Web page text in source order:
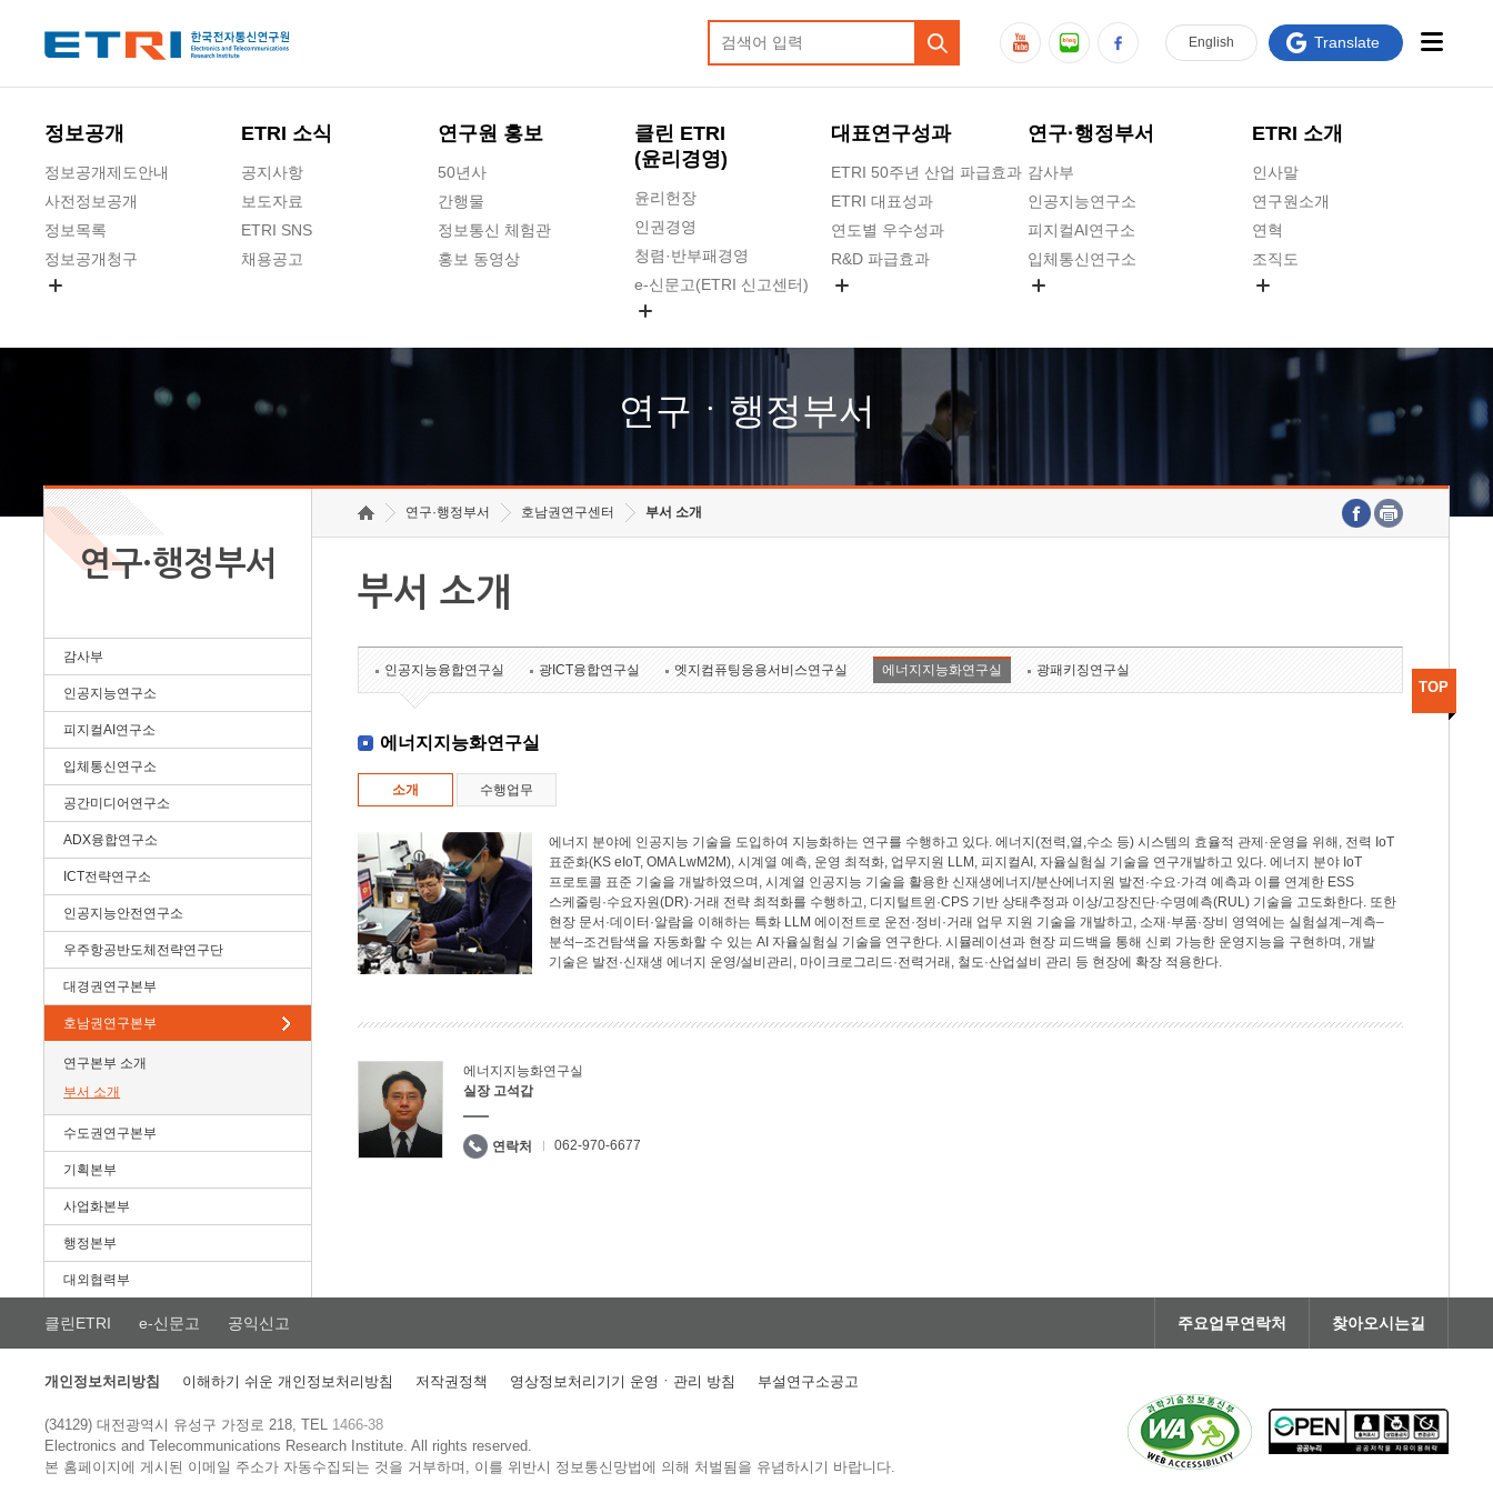
정보공개
정보공개제도안내
사전정보공개
정보목록
정보공개청구
ETRI 소식
공지사항
보도자료
ETRI SNS
채용공고
연구원 홍보
50년사
간행물
정보통신 체험관
홍보 동영상
클린 ETRI
(윤리경영)
윤리헌장
인권경영
청렴·반부패경영
e-신문고(ETRI 신고센터)
고객의소리
수의계약 현황
대표연구성과
ETRI 50주년 산업 파급효과
ETRI 대표성과
연도별 우수성과
R&D 파급효과
연구·행정부서
감사부
인공지능연구소
피지컬AI연구소
입체통신연구소
호남권연구본부
기획본부
ETRI 소개
인사말
연구원소개
연혁
조직도
연구원 고객헌장
주요업무연락처
English Translate
연구ㆍ행정부서
연구·행정부서
감사부
인공지능연구소
피지컬AI연구소
입체통신연구소
공간미디어연구소
ADX융합연구소
ICT전략연구소
인공지능안전연구소
우주항공반도체전략연구단
대경권연구본부
호남권연구본부
연구본부 소개
부서 소개
수도권연구본부
기획본부
사업화본부
행정본부
대외협력부
연구·행정부서 호남권연구센터 부서 소개
부서 소개
인공지능융합연구실 광ICT융합연구실 엣지컴퓨팅응용서비스연구실 에너지지능화연구실 광패키징연구실
에너지지능화연구실
소개 수행업무
에너지 분야에 인공지능 기술을 도입하여 지능화하는 연구를 수행하고 있다. 에너지(전력,열,수소 등) 시스템의 효율적 관제·운영을 위해, 전력 IoT
표준화(KS eIoT, OMA LwM2M), 시계열 예측, 운영 최적화, 업무지원 LLM, 피지컬AI, 자율실험실 기술을 연구개발하고 있다. 에너지 분야 IoT
프로토콜 표준 기술을 개발하였으며, 시계열 인공지능 기술을 활용한 신재생에너지/분산에너지원 발전·수요·가격 예측과 이를 연계한 ESS
스케줄링·수요자원(DR)·거래 전략 최적화를 수행하고, 디지털트윈·CPS 기반 상태추정과 이상/고장진단·수명예측(RUL) 기술을 고도화한다. 또한
현장 문서·데이터·알람을 이해하는 특화 LLM 에이전트로 운전·정비·거래 업무 지원 기술을 개발하고, 소재·부품·장비 영역에는 실험설계–계측–
분석–조건탐색을 자동화할 수 있는 AI 자율실험실 기술을 연구한다. 시뮬레이션과 현장 피드백을 통해 신뢰 가능한 운영지능을 구현하며, 개발
기술은 발전·신재생 에너지 운영/설비관리, 마이크로그리드·전력거래, 철도·산업설비 관리 등 현장에 확장 적용한다.
에너지지능화연구실
실장 고석갑
연락처 062-970-6677
TOP
클린ETRI e-신문고 공익신고 주요업무연락처 찾아오시는길
개인정보처리방침 이해하기 쉬운 개인정보처리방침 저작권정책 영상정보처리기기 운영ㆍ관리 방침 부설연구소공고
(34129) 대전광역시 유성구 가정로 218, TEL 1466-38
Electronics and Telecommunications Research Institute.All rights reserved.
본 홈페이지에 게시된 이메일 주소가 자동수집되는 것을 거부하며, 이를 위반시 정보통신망법에 의해 처벌됨을 유념하시기 바랍니다.